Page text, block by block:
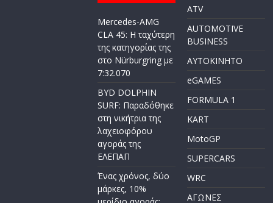
Mercedes-AMG
CLA 45: Η ταχύτερη
της κατηγορίας της
στο Nürburgring με
7:32.070
BYD DOLPHIN
SURF: Παραδόθηκε
στη νικήτρια της
λαχειοφόρου
αγοράς της
ΕΛΕΠΑΠ
Ένας χρόνος, δύο
μάρκες, 10%
ATV
AUTOMOTIVE
BUSINESS
AYTOKINHTO
eGAMES
FORMULA 1
KART
MotoGP
SUPERCARS
WRC
ΑΓΩΝΕΣ